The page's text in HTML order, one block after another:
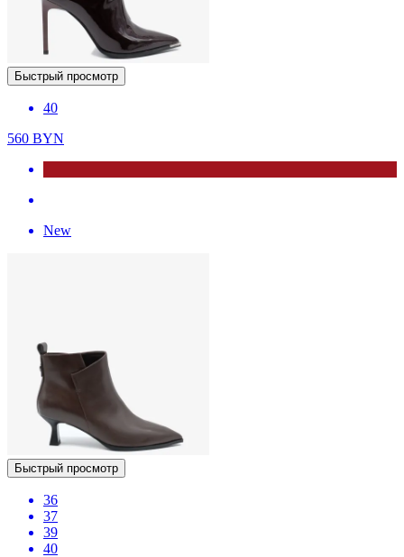
Быстрый просмотр
40
560 BYN
New
Быстрый просмотр
36
37
39
40